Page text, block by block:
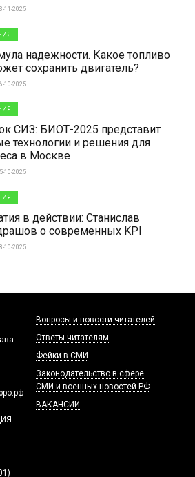
11-2025
надежности. Какое топливо
сохранить двигатель?
10-2025
СИЗ: БИОТ-2025 представит
технологии и решения для
в Москве
10-2025
в действии: Станислав
о современных KPI
10-2025
Вопросы и новости читателей
Ответы читателям
Фейки в СМИ
Законодательство в сфере
СМИ и военных новостей РФ
ВАКАНСИИ